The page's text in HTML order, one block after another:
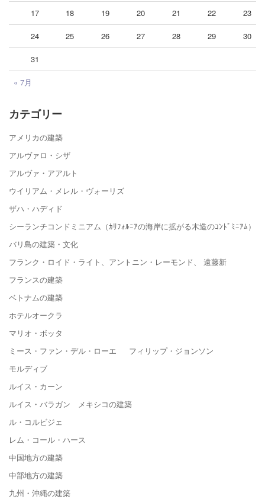
« 7月
17 18 19 20 21 22 23
24 25 26 27 28 29 30
31
カテゴリー
アメリカの建築
アルヴァロ・シザ
アルヴァ・アアルト
ウイリアム・メレル・ヴォーリズ
ザハ・ハディド
シーランチコンドミニアム（ｶﾘﾌｫﾙﾆｱの海岸に拡がる木造のｺﾝﾄﾞﾐﾆｱﾑ）
バリ島の建築・文化
フランク・ロイド・ライト、アントニン・レーモンド、 遠藤新
フランスの建築
ベトナムの建築
ホテルオークラ
マリオ・ボッタ
ミース・ファン・デル・ローエ フィリップ・ジョンソン
モルディブ
ルイス・カーン
ルイス・バラガン メキシコの建築
ル・コルビジェ
レム・コール・ハース
中国地方の建築
中部地方の建築
九州・沖縄の建築